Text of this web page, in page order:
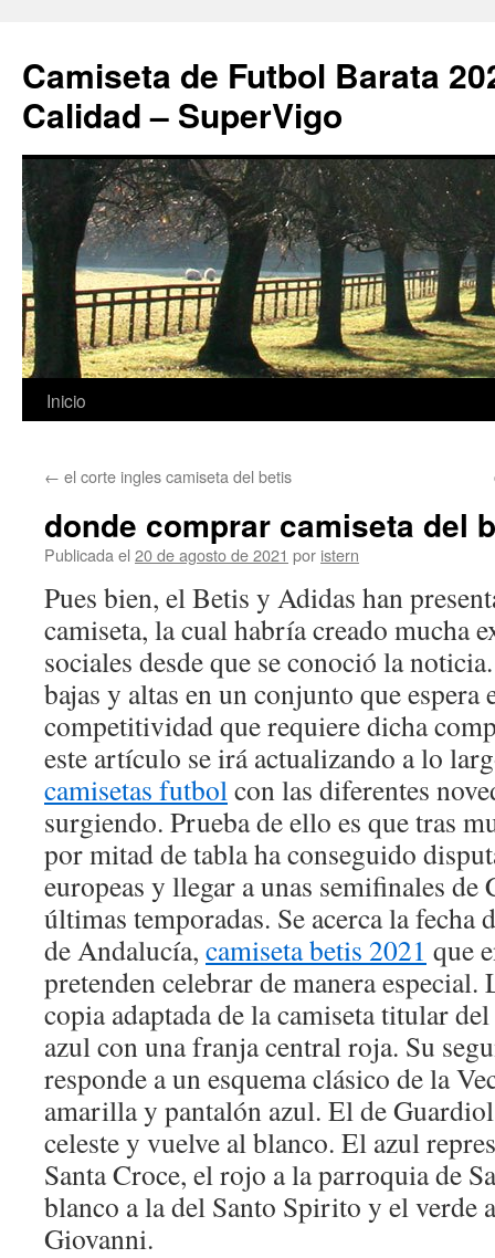
Camiseta de Futbol Barata
Calidad – SuperVigo
Saltar
contenido
Inicio
← el corte ingles camiseta del betis
donde comprar camiseta del
Publicada el 20 de agosto de 2021 por istern
Pues bien, el Betis y Adidas han
camiseta, la cual habría creado mucha
sociales desde que se conoció la
bajas y altas en un conjunto que espera
competitividad que requiere dicha
este artículo se irá actualizando a lo
camisetas futbolcon las diferentes
surgiendo. Prueba de ello es que tras
por mitad de tabla ha conseguido
europeas y llegar a unas semifinales de
últimas temporadas. Se acerca la fecha
de Andalucía, camiseta betis 2021 que
pretenden celebrar de manera especial.
copia adaptada de la camiseta titular
azul con una franja central roja. Su
responde a un esquema clásico de la
amarilla y pantalón azul. El de
celeste y vuelve al blanco. El azul
Santa Croce, el rojo a la parroquia de
blanco a la del Santo Spirito y el verde
Giovanni.